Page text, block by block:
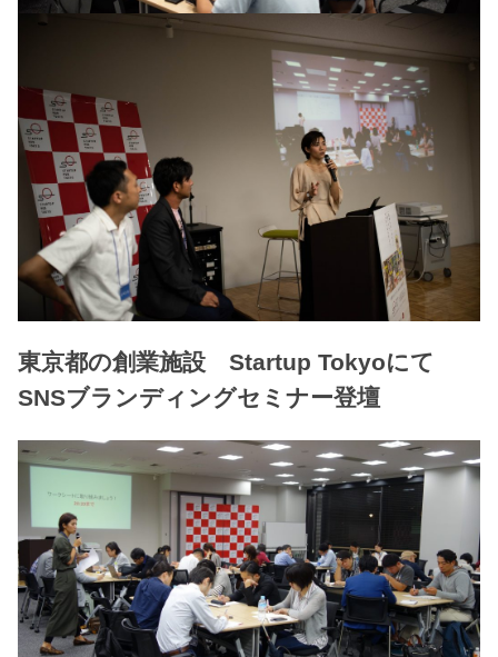
東京都の創業施設 Startup Tokyoにて
SNSブランディングセミナー登壇